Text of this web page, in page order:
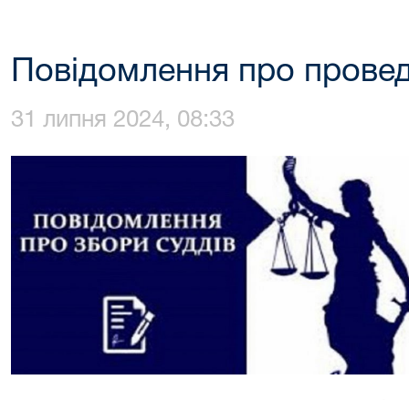
Повідомлення про
31 липня 2024, 08:33